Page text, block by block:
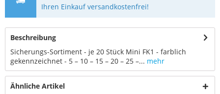
Ihren Einkauf versandkostenfrei!
Beschreibung
Sicherungs-Sortiment - je 20 Stück Mini FK1 - farblich
gekennzeichnet - 5 – 10 – 15 – 20 – 25 –... mehr
Ähnliche Artikel